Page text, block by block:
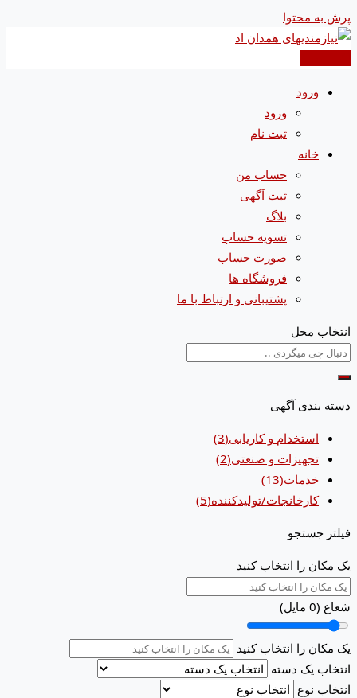
پرش به محتوا
ورود
ورود
ثبت نام
خانه
حساب من
ثبت آگهی
بلاگ
تسویه حساب
صورت حساب
فروشگاه ها
پشتیبانی و ارتباط با ما
انتخاب محل
دسته بندی آگهی
استخدام و کاریابی(3)
تجهیزات و صنعتی(2)
خدمات(13)
کارخانجات/تولیدکننده(5)
فیلتر جستجو
یک مکان را انتخاب کنید
شعاع (0 مایل)
یک مکان را انتخاب کنید
انتخاب یک دسته
انتخاب نوع